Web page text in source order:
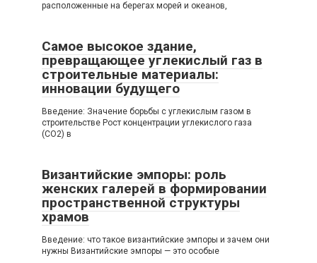
расположенные на берегах морей и океанов,
Самое высокое здание,
превращающее углекислый газ в
строительные материалы:
инновации будущего
Введение: Значение борьбы с углекислым газом в
строительстве Рост концентрации углекислого газа
(CO2) в
Византийские эмпоры: роль
женских галерей в формировании
пространственной структуры
храмов
Введение: что такое византийские эмпоры и зачем они
нужны Византийские эмпоры — это особые